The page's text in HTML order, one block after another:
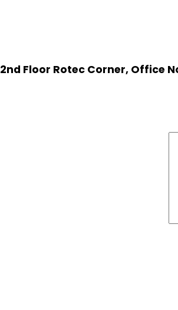
2nd Floor Rotec Corner, Office